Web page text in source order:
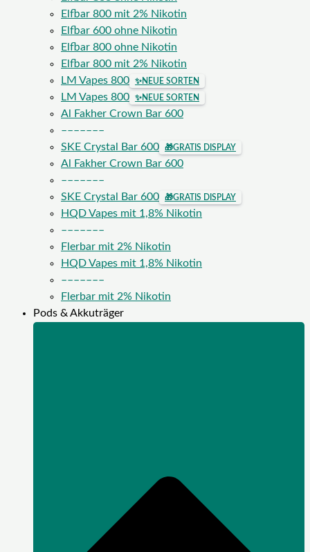
Elfbar 800 mit 2% Nikotin
Elfbar 600 ohne Nikotin
Elfbar 800 ohne Nikotin
Elfbar 800 mit 2% Nikotin
LM Vapes 800
✨NEUE SORTEN
LM Vapes 800 ✨NEUE SORTEN
Al Fakher Crown Bar 600
–––––––
SKE Crystal Bar 600
🎁GRATIS DISPLAY
Al Fakher Crown Bar 600
–––––––
SKE Crystal Bar 600
🎁GRATIS DISPLAY
HQD Vapes mit 1,8% Nikotin
–––––––
Flerbar mit 2% Nikotin
HQD Vapes mit 1,8% Nikotin
–––––––
Flerbar mit 2% Nikotin
Pods & Akkuträger